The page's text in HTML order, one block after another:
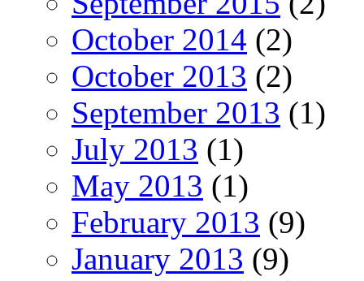
October 2014 (2)
October 2013 (2)
September 2013 (1)
July 2013 (1)
May 2013 (1)
February 2013 (9)
January 2013 (9)